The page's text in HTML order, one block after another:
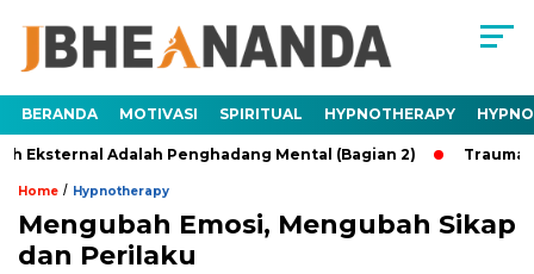
BERANDA MOTIVASI SPIRITUAL HYPNOTHERAPY
Adalah Penghadang Mental (Bagian 2) Trauma Adalah
Home / Hypnotherapy
Mengubah Emosi, Mengubah Sikap
dan Perilaku